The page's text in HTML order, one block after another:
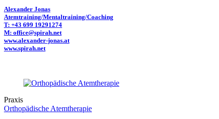
Alexander Jonas
Atemtraining/Mentaltraining/Coaching
T: +43 699 19291274
M: office@spirah.net
www.alexander-jonas.at
www.spirah.net
Praxis
Orthopädische Atemtherapie